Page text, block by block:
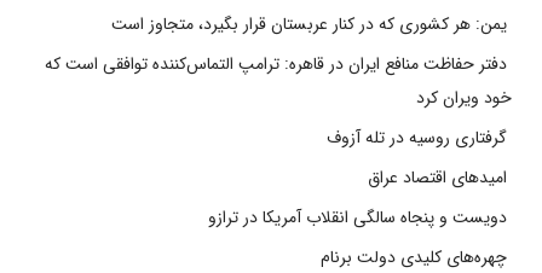
یمن: هر کشوری که در کنار عربستان قرار بگیرد، متجاوز است
دفتر حفاظت منافع ایران در قاهره: ترامپ التماس‌کننده توافقی است که
خود ویران کرد
گرفتاری روسیه در تله آزوف
امیدهای اقتصاد عراق
دویست و پنجاه سالگی انقلاب آمریکا در ترازو
چهره‌های کلیدی دولت برنام